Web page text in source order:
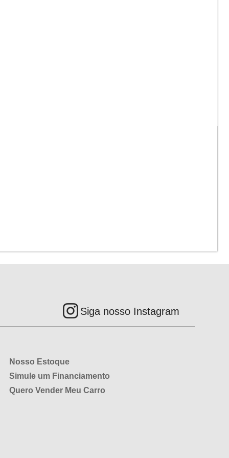
Siga nosso Instagram
Nosso Estoque
Simule um Financiamento
Quero Vender Meu Carro